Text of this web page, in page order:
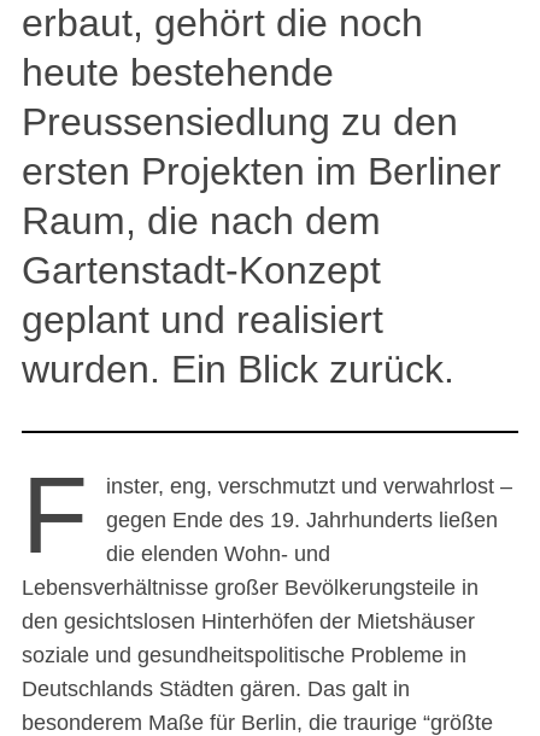
erbaut, gehört die noch
heute bestehende
Preussensiedlung zu den
ersten Projekten im Berliner
Raum, die nach dem
Gartenstadt-Konzept
geplant und realisiert
wurden. Ein Blick zurück.
F
inster, eng, verschmutzt und verwahrlost –
gegen Ende des 19. Jahrhunderts ließen
die elenden Wohn- und
Lebensverhältnisse großer Bevölkerungsteile in
den gesichtslosen Hinterhöfen der Mietshäuser
soziale und gesundheitspolitische Probleme in
Deutschlands Städten gären. Das galt in
besonderem Maße für Berlin, die traurige “größte